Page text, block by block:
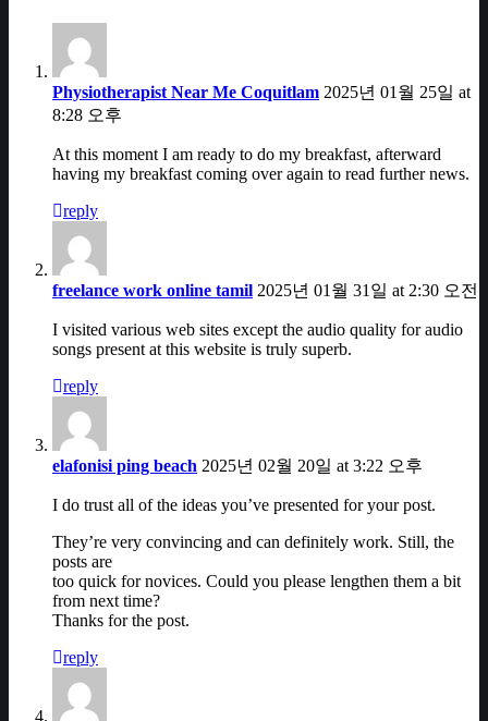
Physiotherapist Near Me Coquitlam 2025년 01월 25일 at
8:28 오후
At this moment I am ready to do my breakfast, afterward
having my breakfast coming over again to read further news.
reply
freelance work online tamil 2025년 01월 31일 at 2:30 오전
I visited various web sites except the audio quality for audio
songs present at this website is truly superb.
reply
elafonisi ping beach 2025년 02월 20일 at 3:22 오후
I do trust all of the ideas you’ve presented for your post.
They’re very convincing and can definitely work. Still, the
posts are
too quick for novices. Could you please lengthen them a bit
from next time?
Thanks for the post.
reply